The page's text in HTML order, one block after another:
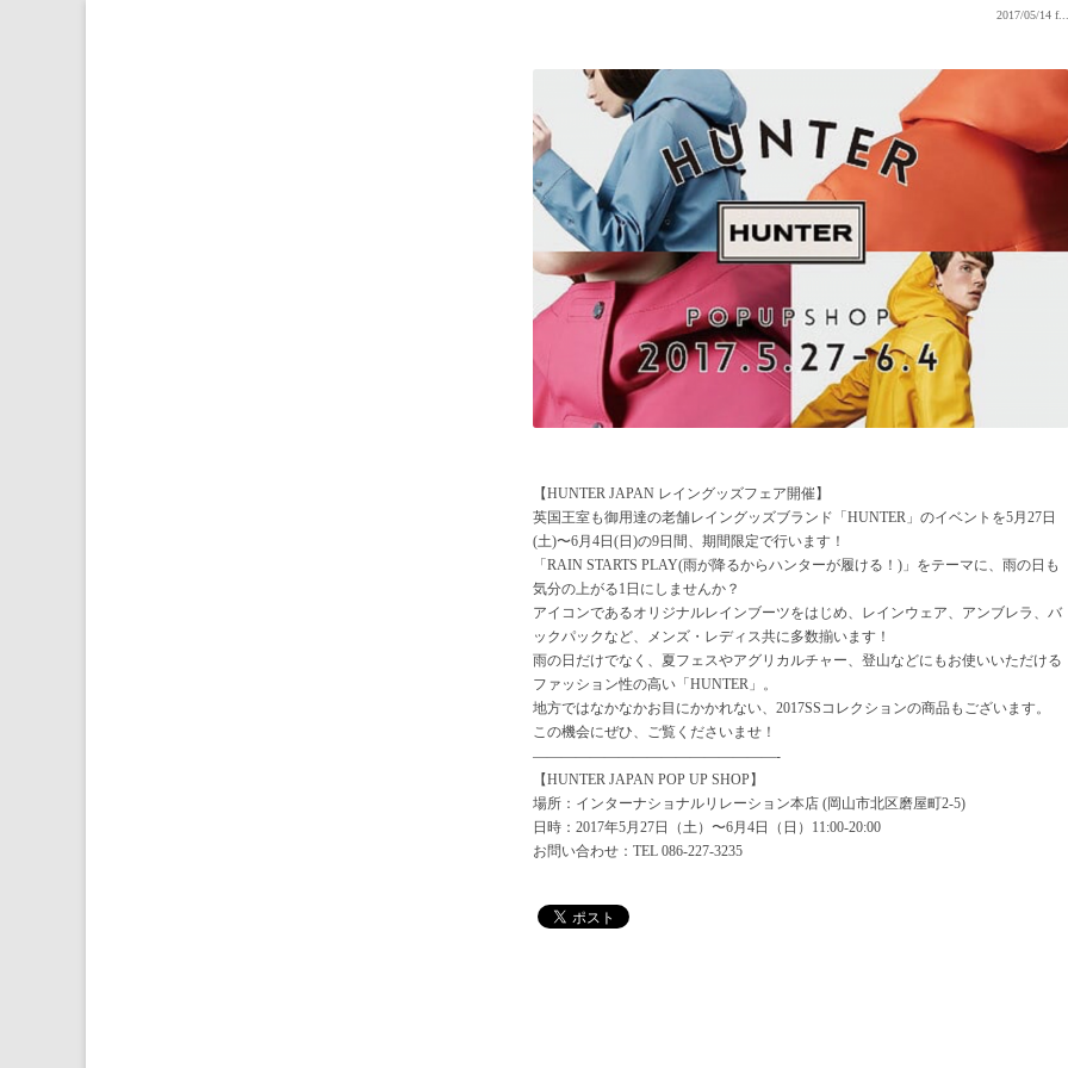
2017/05/14 f...
【HUNTER JAPAN レイングッズフェア開催】
英国王室も御用達の老舗レイングッズブランド「HUNTER」のイベントを5月27日
(土)〜6月4日(日)の9日間、期間限定で行います！
「RAIN STARTS PLAY(雨が降るからハンターが履ける！)」をテーマに、雨の日も
気分の上がる1日にしませんか？
アイコンであるオリジナルレインブーツをはじめ、レインウェア、アンブレラ、バ
ックパックなど、メンズ・レディス共に多数揃います！
雨の日だけでなく、夏フェスやアグリカルチャー、登山などにもお使いいただける
ファッション性の高い「HUNTER」。
地方ではなかなかお目にかかれない、2017SSコレクションの商品もございます。
この機会にぜひ、ご覧くださいませ！
—————————————————-
【HUNTER JAPAN POP UP SHOP】
場所：インターナショナルリレーション本店 (岡山市北区磨屋町2-5)
日時：2017年5月27日（土）〜6月4日（日）11:00-20:00
お問い合わせ：TEL 086-227-3235